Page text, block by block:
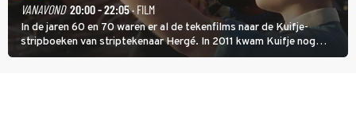
VANAVOND 20:00 - 22:05· FILM
In de jaren 60 en 70 waren er al de tekenfilms naar de Kuifje-
stripboeken van striptekenaar Hergé. In 2011 kwam Kuifje nog
meer tot leven in The Adventures of Tintin van Steven Spielberg.